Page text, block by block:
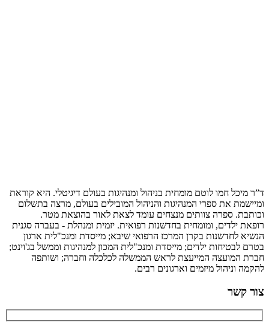
ד”ר מיכל חמו לוטם מומחית בניהול ומנהיגות בעולם דיגיטלי. היא קוראת
ומיישמת את ספרי המנהיגות והניהול המובילים בעולם, מרצה בתשלום
וכותבת. ספרה צוותים מנצחים עומד לצאת לאור בהוצאת מטר.
רופאת ילדים, ומומחית בחדשנות רפואית. יזמית ומנהלת - בעברה סגנית
הנשיא לחדשנות בקרן המרכז הרפואי שיבא; מייסדת ומנכ"לית ארגון
בטרם לבטיחות ילדים; מייסדת ומנכ"לית המכון למנהיגות וממשל בג'וינט;
חברת המועצה המייעצת לראש הממשלה לכלכלה וחברה; ושותפה
להקמה וניהול מיזמים וארגונים רבים.
צור קשר